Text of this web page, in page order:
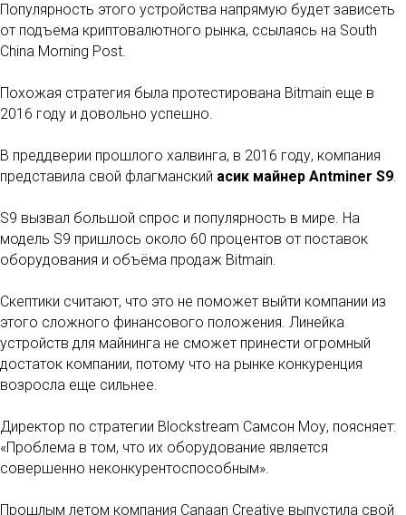
Популярность этого устройства напрямую будет зависеть
от подъема криптовалютного рынка, ссылаясь на South
China Morning Post.
Похожая стратегия была протестирована Bitmain еще в
2016 году и довольно успешно.
В преддверии прошлого халвинга, в 2016 году, компания
представила свой флагманский асик майнер Antminer S9.
S9 вызвал большой спрос и популярность в мире. На
модель S9 пришлось около 60 процентов от поставок
оборудования и объёма продаж Bitmain.
Скептики считают, что это не поможет выйти компании из
этого сложного финансового положения. Линейка
устройств для майнинга не сможет принести огромный
достаток компании, потому что на рынке конкуренция
возросла еще сильнее.
Директор по стратегии Blockstream Самсон Моу, поясняет:
«Проблема в том, что их оборудование является
совершенно неконкурентоспособным».
Прошлым летом компания Canaan Creative выпустила свой